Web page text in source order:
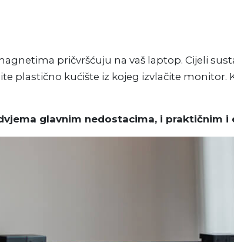
pričvršćuju na vaš laptop. Cijeli
plastično kućište iz kojeg izvlačite
glavnim nedostacima, i praktičnim i